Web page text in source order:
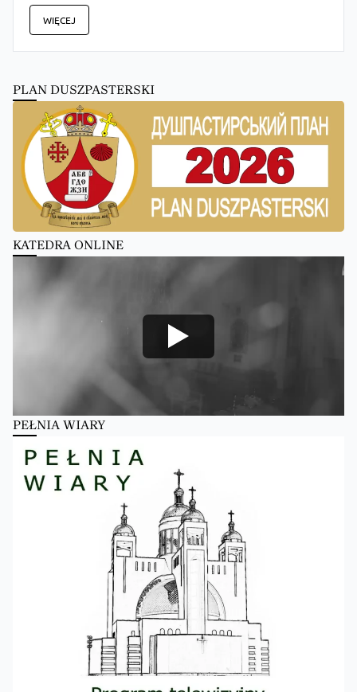
WIĘCEJ
PLAN DUSZPASTERSKI
KATEDRA ONLINE
PEŁNIA WIARY